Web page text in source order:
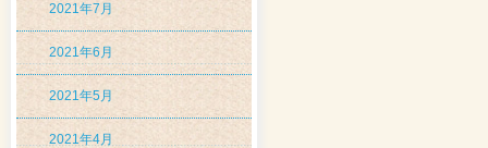
2021年7月
2021年6月
2021年5月
2021年4月